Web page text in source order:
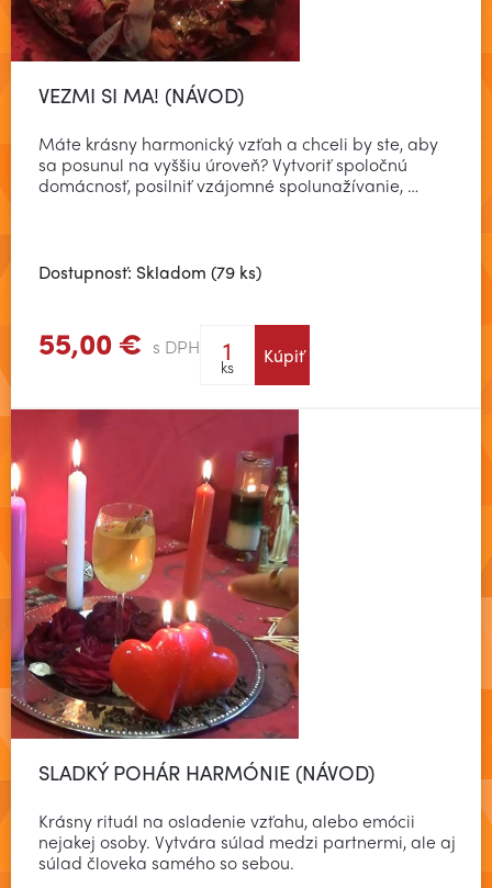
VEZMI SI MA! (NÁVOD)
Máte krásny harmonický vzťah a chceli by ste, aby
sa posunul na vyššiu úroveň? Vytvoriť spoločnú
domácnosť, posilniť vzájomné spolunažívanie, …
Dostupnosť: Skladom (79 ks)
55,00 € s DPH
ks Kúpiť
Zobraziť viac
SLADKÝ POHÁR HARMÓNIE (NÁVOD)
Krásny rituál na osladenie vzťahu, alebo emócii
nejakej osoby. Vytvára súlad medzi partnermi, ale aj
súlad človeka samého so sebou.